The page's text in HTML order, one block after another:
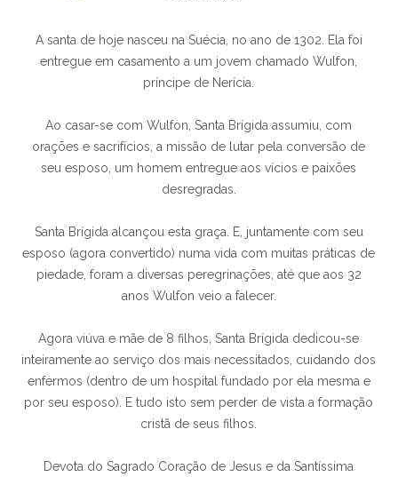
A santa de hoje nasceu na Suécia, no ano de 1302. Ela foi
entregue em casamento a um jovem chamado Wulfon,
príncipe de Nerícia.
Ao casar-se com Wulfon, Santa Brígida assumiu, com
orações e sacrifícios, a missão de lutar pela conversão de
seu esposo, um homem entregue aos vícios e paixões
desregradas.
Santa Brígida alcançou esta graça. E, juntamente com seu
esposo (agora convertido) numa vida com muitas práticas de
piedade, foram a diversas peregrinações, até que aos 32
anos Wulfon veio a falecer.
Agora viúva e mãe de 8 filhos, Santa Brígida dedicou-se
inteiramente ao serviço dos mais necessitados, cuidando dos
enfermos (dentro de um hospital fundado por ela mesma e
por seu esposo). E tudo isto sem perder de vista a formação
cristã de seus filhos.
Devota do Sagrado Coração de Jesus e da Santíssima